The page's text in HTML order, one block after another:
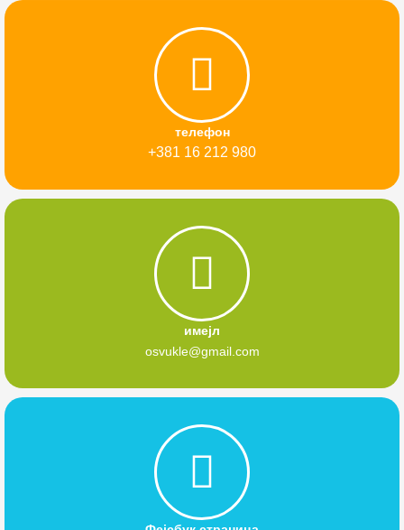
телефон
+381 16 212 980
имејл
osvukle@gmail.com